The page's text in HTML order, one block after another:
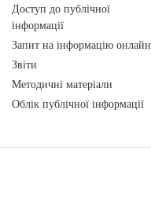
Доступ до публічної
інформації
Запит на інформацію онлайн
Звіти
Методичні матеріали
Облік публічної інформації